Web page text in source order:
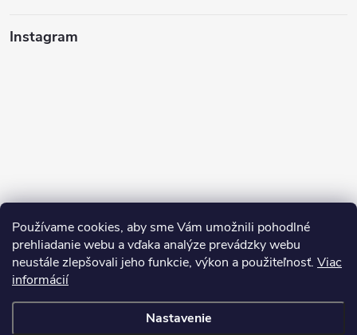
Používame cookies, aby sme Vám umožnili pohodlné
prehliadanie webu a vďaka analýze prevádzky webu
neustále zlepšovali jeho funkcie, výkon a použiteľnosť. Viac
informácií
Nastavenie
Instagram
Sledovať na Instagrame
. Všetky práva vyhradené.